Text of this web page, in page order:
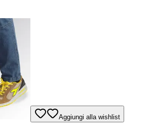
Aggiungi alla wishlist